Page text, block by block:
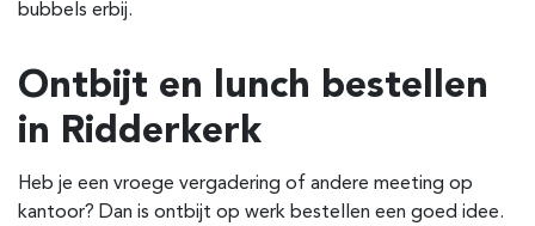
bubbels erbij.
Ontbijt en lunch bestellen
in Ridderkerk
Heb je een vroege vergadering of andere meeting op
kantoor? Dan is ontbijt op werk bestellen een goed idee.